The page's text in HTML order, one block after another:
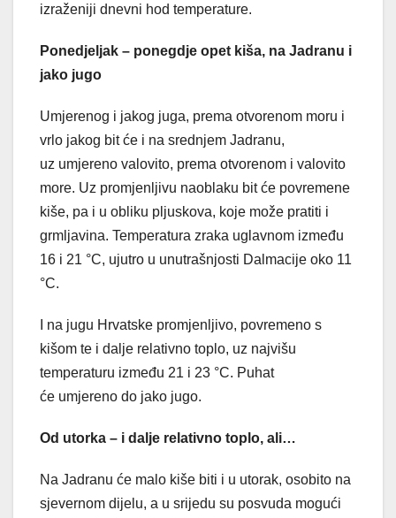
izraženiji dnevni hod temperature.
Ponedjeljak – ponegdje opet kiša, na Jadranu i
jako jugo
Umjerenog i jakog juga, prema otvorenom moru i
vrlo jakog bit će i na srednjem Jadranu,
uz umjereno valovito, prema otvorenom i valovito
more. Uz promjenljivu naoblaku bit će povremene
kiše, pa i u obliku pljuskova, koje može pratiti i
grmljavina. Temperatura zraka uglavnom između
16 i 21 °C, ujutro u unutrašnjosti Dalmacije oko 11
°C.
I na jugu Hrvatske promjenljivo, povremeno s
kišom te i dalje relativno toplo, uz najvišu
temperaturu između 21 i 23 °C. Puhat
će umjereno do jako jugo.
Od utorka – i dalje relativno toplo, ali…
Na Jadranu će malo kiše biti i u utorak, osobito na
sjevernom dijelu, a u srijedu su posvuda mogući